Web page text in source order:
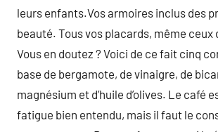
leurs enfants.Vos armoires inclus des
beauté. Tous vos placards, même ceux
Vous en doutez ? Voici de ce fait cinq
base de bergamote, de vinaigre, de
magnésium et d’huile d’olives. Le café
fatigue bien entendu, mais il faut le